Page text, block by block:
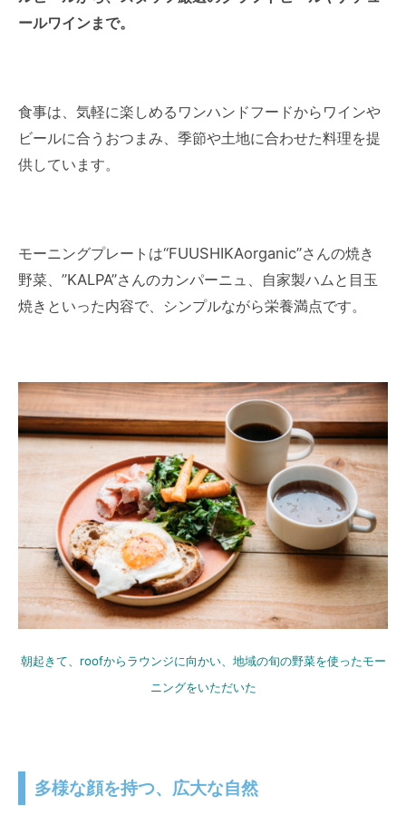
ールワインまで。
食事は、気軽に楽しめるワンハンドフードからワインや
ビールに合うおつまみ、季節や土地に合わせた料理を提
供しています。
モーニングプレートは“FUUSHIKAorganic”さんの焼き
野菜、”KALPA”さんのカンパーニュ、自家製ハムと目玉
焼きといった内容で、シンプルながら栄養満点です。
朝起きて、roofからラウンジに向かい、地域の旬の野菜を使ったモー
ニングをいただいた
多様な顔を持つ、広大な自然